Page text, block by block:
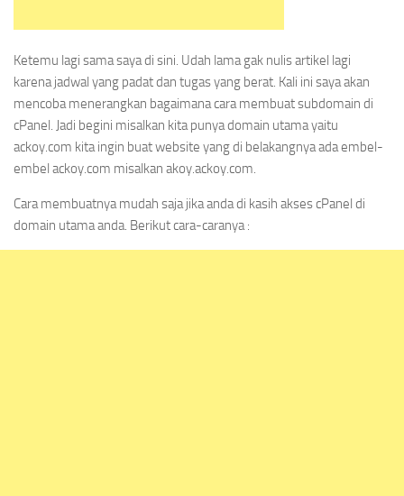
Ketemu lagi sama saya di sini. Udah lama gak nulis artikel lagi
karena jadwal yang padat dan tugas yang berat. Kali ini saya akan
mencoba menerangkan bagaimana cara membuat subdomain di
cPanel. Jadi begini misalkan kita punya domain utama yaitu
ackoy.com kita ingin buat website yang di belakangnya ada embel-
embel ackoy.com misalkan akoy.ackoy.com.
Cara membuatnya mudah saja jika anda di kasih akses cPanel di
domain utama anda. Berikut cara-caranya :